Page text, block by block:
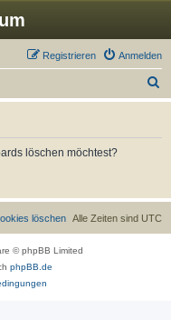
Anmelden
Registrieren
u
löschen möchtest?
Alle Zeiten sind UTC
löschen
© phpBB Limited
phpBB.de